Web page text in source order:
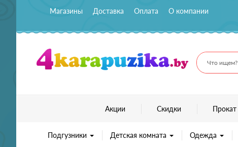
Магазины Доставка Оплата О компании
Что ищем?
Акции Скидки Прокат
Подгузники Детская комната Одежда